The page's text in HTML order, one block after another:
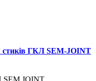
стиків ГКЛ SEM-JOINT
JOINT